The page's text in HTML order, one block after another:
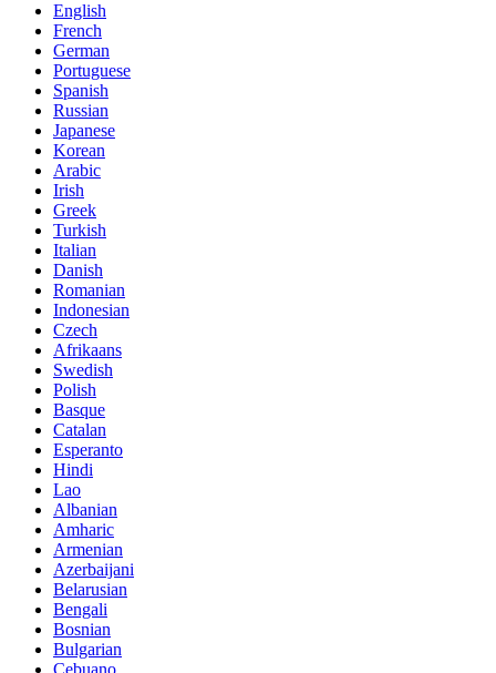
English
French
German
Portuguese
Spanish
Russian
Japanese
Korean
Arabic
Irish
Greek
Turkish
Italian
Danish
Romanian
Indonesian
Czech
Afrikaans
Swedish
Polish
Basque
Catalan
Esperanto
Hindi
Lao
Albanian
Amharic
Armenian
Azerbaijani
Belarusian
Bengali
Bosnian
Bulgarian